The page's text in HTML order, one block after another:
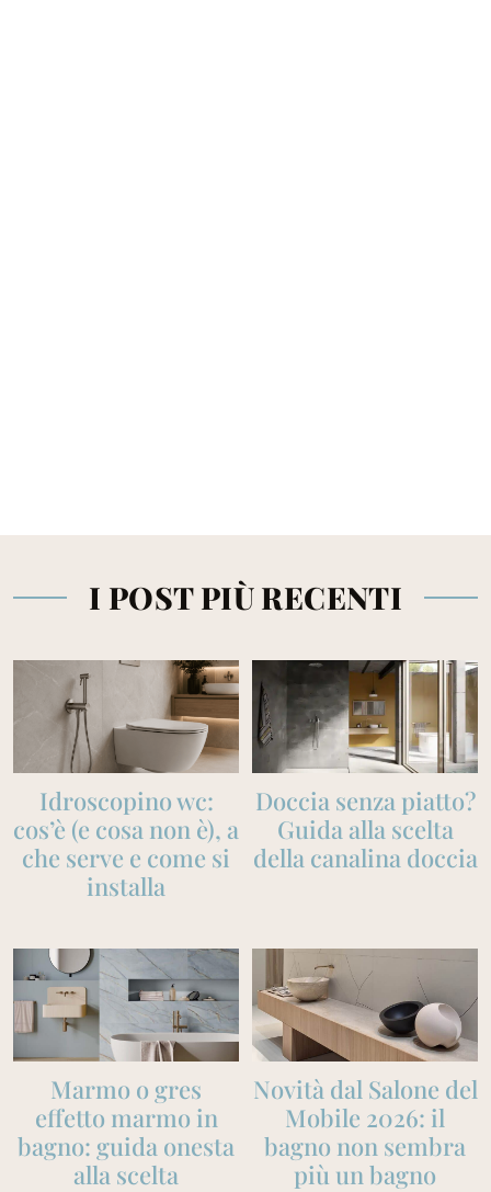
I POST PIÙ RECENTI
Idroscopino wc:
cos’è (e cosa non è), a
che serve e come si
installa
Doccia senza piatto?
Guida alla scelta
della canalina doccia
Marmo o gres
effetto marmo in
bagno: guida onesta
alla scelta
Novità dal Salone del
Mobile 2026: il
bagno non sembra
più un bagno